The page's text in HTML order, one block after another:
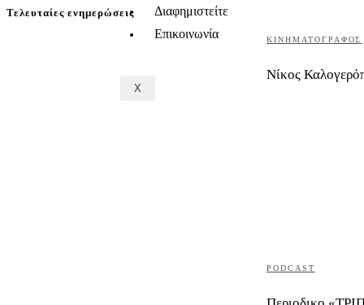
Διαφημιστείτε
Επικοινωνία
X
Τελευταίες ενημερώσεις
ΚΙΝΗΜΑΤΟΓΡΆΦΟΣ
Νίκος
PODCAST